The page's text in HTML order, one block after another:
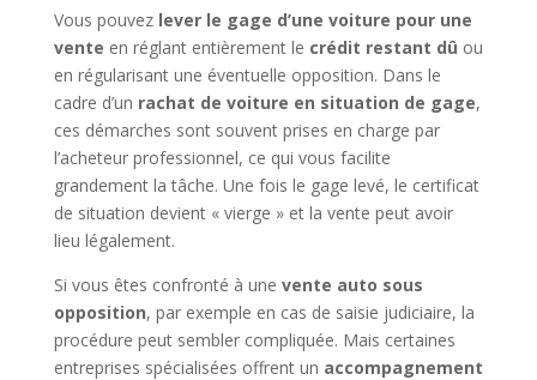
Vous pouvez lever le gage d’une voiture pour une
vente en réglant entièrement le crédit restant dû ou
en régularisant une éventuelle opposition. Dans le
cadre d’un rachat de voiture en situation de gage,
ces démarches sont souvent prises en charge par
l’acheteur professionnel, ce qui vous facilite
grandement la tâche. Une fois le gage levé, le certificat
de situation devient « vierge » et la vente peut avoir
lieu légalement.
Si vous êtes confronté à une vente auto sous
opposition, par exemple en cas de saisie judiciaire, la
procédure peut sembler compliquée. Mais certaines
entreprises spécialisées offrent un accompagnement